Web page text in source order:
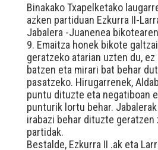
Binakako Txapelketako
azken partiduan Ezkurra II-
Jabalera -Juanenea
9. Emaitza honek bikote
geratzeko atarian uzten du,
batzen eta mirari bat behar
pasatzeko. Hirugarrenek,
puntu dituzte eta negatiboan
punturik lortu behar.
irabazi behar dituzte geratzen
partidak.
Bestalde, Ezkurra II .ak eta